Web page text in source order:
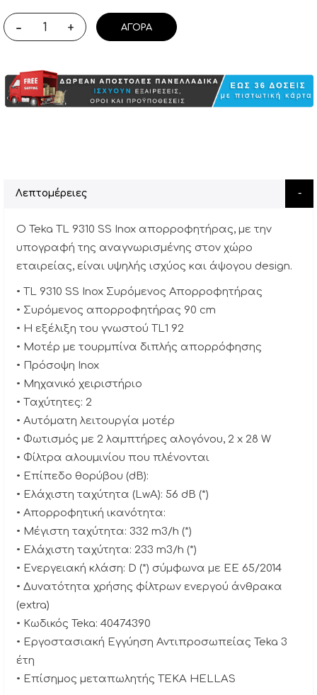
- + ΑΓΟΡΆ
Λεπτομέρειες
Ο Teka TL 9310 SS Inox απορροφητήρας, με την
υπογραφή της αναγνωρισμένης στον χώρο
εταιρείας, είναι υψηλής ισχύος και άψογου design.
• TL 9310 SS Inox Συρόμενος Απορροφητήρας
• Συρόμενος απορροφητήρας 90 cm
• Η εξέλιξη του γνωστού TL1 92
• Μοτέρ με τουρμπίνα διπλής απορρόφησης
• Πρόσοψη Inox
• Μηχανικό χειριστήριο
• Tαχύτητες: 2
• Αυτόματη λειτουργία μοτέρ
• Φωτισμός με 2 λαμπτήρες αλογόνου, 2 x 28 W
• Φίλτρα αλουμινίου που πλένονται
• Επίπεδο θορύβου (dΒ):
• Ελάχιστη ταχύτητα (LwA): 56 dB (*)
• Απορροφητική ικανότητα:
• Mέγιστη ταχύτητα: 332 m3/h (*)
• Ελάχιστη ταχύτητα: 233 m3/h (*)
• Ενεργειακή κλάση: D (*) σύμφωνα με ΕΕ 65/2014
• Δυνατότητα χρήσης φίλτρων ενεργού άνθρακα
(extra)
• Κωδικός Teka: 40474390
• Εργοστασιακή Eγγύηση Αντιπροσωπείας Teka 3
έτη
• Επίσημος μεταπωλητής TEKA HELLAS